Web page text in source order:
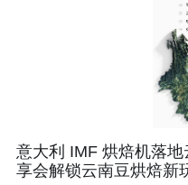
意大利 IMF 烘焙机落
享会解锁云南豆烘焙新